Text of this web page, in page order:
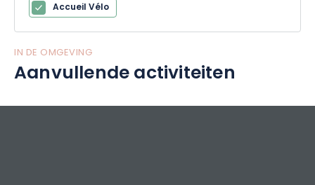
Accueil Vélo
IN DE OMGEVING
Aanvullende activiteiten